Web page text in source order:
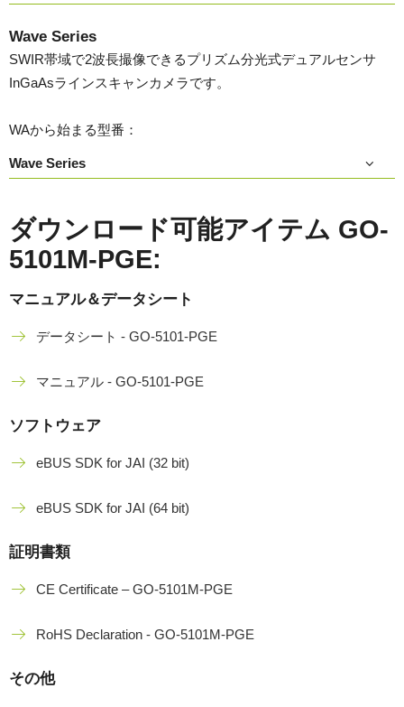
Wave Series
SWIR帯域で2波長撮像できるプリズム分光式デュアルセンサ
InGaAsラインスキャンカメラです。
WAから始まる型番：
Wave Series
ダウンロード可能アイテム GO-
5101M-PGE:
マニュアル＆データシート
データシート - GO-5101-PGE
マニュアル - GO-5101-PGE
ソフトウェア
eBUS SDK for JAI (32 bit)
eBUS SDK for JAI (64 bit)
証明書類
CE Certificate – GO-5101M-PGE
RoHS Declaration - GO-5101M-PGE
その他